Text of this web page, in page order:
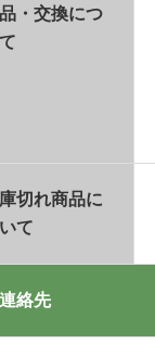
・交換につ
切れ商品に
て
絡先